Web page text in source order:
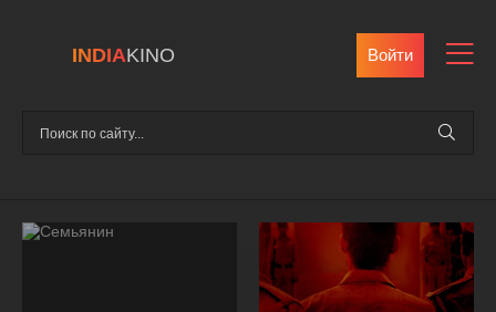
INDIAKINO Войти